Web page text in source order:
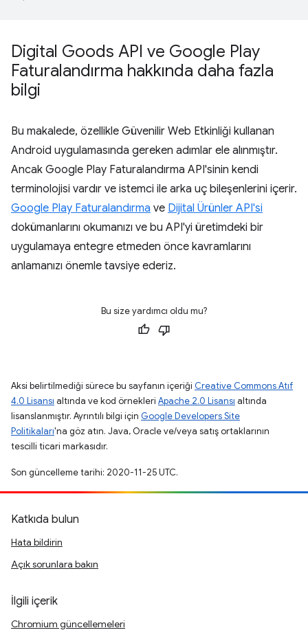
Digital Goods API ve Google Play
Faturalandırma hakkında daha fazla
bilgi
Bu makalede, özellikle Güvenilir Web Etkinliği kullanan
Android uygulamasında gereken adımlar ele alınmıştır.
Ancak Google Play Faturalandırma API'sinin kendi
terminolojisi vardır ve istemci ile arka uç bileşenlerini içerir.
Google Play Faturalandırma ve Dijital Ürünler API'si
dokümanlarını okumanızı ve bu API'yi üretimdeki bir
uygulamaya entegre etmeden önce kavramlarını
anlamanızı önemle tavsiye ederiz.
Bu size yardımcı oldu mu?
Aksi belirtilmediği sürece bu sayfanın içeriği Creative Commons Atıf
4.0 Lisansı altında ve kod örnekleri Apache 2.0 Lisansı altında
lisanslanmıştır. Ayrıntılı bilgi için Google Developers Site
Politikaları'na göz atın. Java, Oracle ve/veya satış ortaklarının
tescilli ticari markasıdır.
Son güncelleme tarihi: 2020-11-25 UTC.
Katkıda bulun
Hata bildirin
Açık sorunlara bakın
İlgili içerik
Chromium güncellemeleri